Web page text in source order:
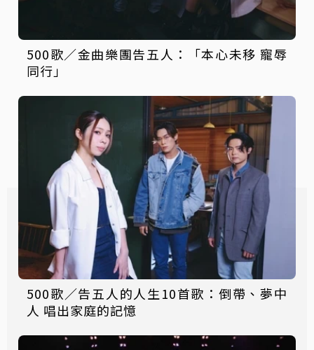
500歌／金曲樂團告五人：「本心未移 寵辱
同行」
500歌／告五人的人生10首歌：倒帶、夢中
人 唱出家庭的記憶